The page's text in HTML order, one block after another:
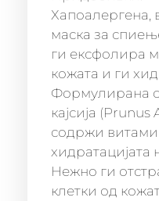
Хапоалергена,
маска за
ги ексфолира
кожата и ги
Формулирана
кајсија
содржи
хидратацијата
Нежно ги
клетки од